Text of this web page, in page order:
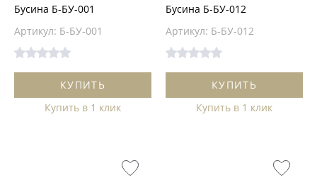
Бусина Б-БУ-001
Артикул: Б-БУ-001
КУПИТЬ
Купить в 1 клик
Бусина Б-БУ-012
Артикул: Б-БУ-012
КУПИТЬ
Купить в 1 клик